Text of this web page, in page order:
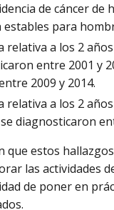
de cáncer
para
relativa a los 2
entre 2001 y
2009 y 2014.
relativa a los 2
diagnosticaron
que estos
las actividades
de poner en